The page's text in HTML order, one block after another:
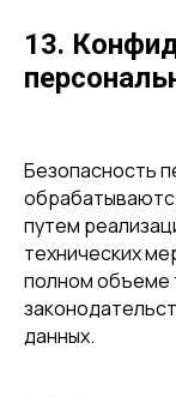
13.
Безопасность
путем
технических
полном объеме
данных.